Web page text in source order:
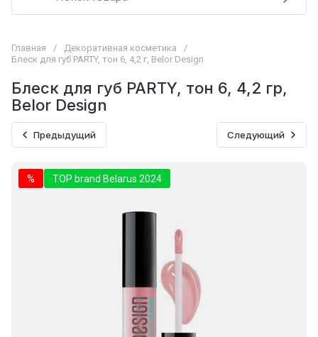
Главная / Декоративная косметика
/
Блеск для губ PARTY, тон 6, 4,2 г, Belor Design
Блеск для губ PARTY, тон 6, 4,2 гр,
Belor Design
Предыдущий Следующий
% TOP brand Belarus 2024